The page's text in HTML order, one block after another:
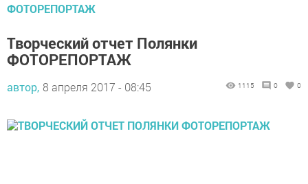
ФОТОРЕПОРТАЖ
Творческий отчет Полянки
ФОТОРЕПОРТАЖ
автор, 8 апреля 2017 - 08:45 1115 0 0